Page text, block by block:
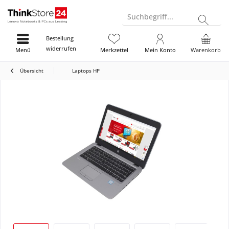
Suchbegriff...
Bestellung
widerrufen
Warenkorb
Merkzettel Mein Konto
Menü
Übersicht Laptops HP